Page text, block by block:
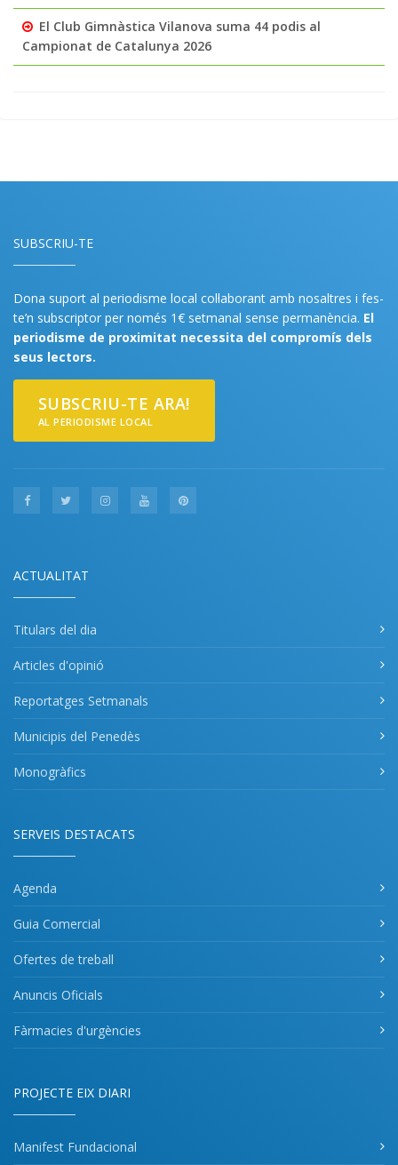
El Club Gimnàstica Vilanova suma 44 podis al
Campionat de Catalunya 2026
SUBSCRIU-TE
Dona suport al periodisme local col·laborant amb nosaltres i fes-
te’n subscriptor per només 1€ setmanal sense permanència. El
periodisme de proximitat necessita del compromís dels
seus lectors.
SUBSCRIU-TE ARA!
AL PERIODISME LOCAL
ACTUALITAT
Titulars del dia
Articles d'opinió
Reportatges Setmanals
Municipis del Penedès
Monogràfics
SERVEIS DESTACATS
Agenda
Guia Comercial
Ofertes de treball
Anuncis Oficials
Fàrmacies d'urgències
PROJECTE EIX DIARI
Manifest Fundacional